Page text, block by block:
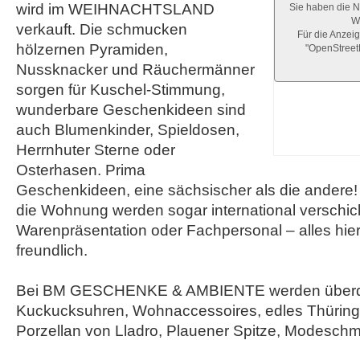
Sie haben die
Für die
wird im WEIHNACHTSLAND
verkauft. Die schmucken
hölzernen Pyramiden,
Nussknacker und Räuchermänner
sorgen für Kuschel-Stimmung,
wunderbare Geschenkideen sind
auch Blumenkinder, Spieldosen,
Herrnhuter Sterne oder
Osterhasen. Prima
Geschenkideen, eine sächsischer als die
die Wohnung werden sogar international
Warenpräsentation oder Fachpersonal – alles
freundlich.
Bei BM GESCHENKE & AMBIENTE werden
Kuckucksuhren, Wohnaccessoires, edles
Porzellan von Lladro, Plauener Spitze,